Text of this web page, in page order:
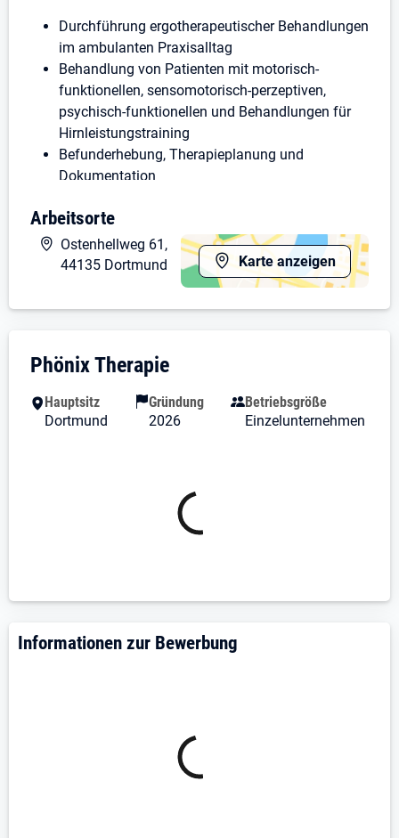
Durchführung ergotherapeutischer Behandlungen
im ambulanten Praxisalltag
Behandlung von Patienten mit motorisch-
funktionellen, sensomotorisch-perzeptiven,
psychisch-funktionellen und Behandlungen für
Hirnleistungstraining
Befunderhebung, Therapieplanung und
Dokumentation
Beratung von Patienten und Angehörigen
Zusammenarbeit mit Ärzten, Angehörigen und
weiteren therapeutischen Berufsgruppen
Unterstützung beim Aufbau und der
abgeschlossene Ausbildung als staatlich
anerkannte/r Ergotherapeut/in oder ein
entsprechendes Studium
Verantwortungsbewusstsein und Teamfähigkeit
Interesse an ambulanter ergotherapeutischer
zwingende Voraussetzung
flexible Arbeitszeiten nach Absprache
ein modernes Praxisumfeld in zentraler Lage
Arbeitsorte
Karte anzeigen
Ostenhellweg 61,
44135 Dortmund
Unternehmensdarstellung: Phönix Therapie
Phönix Therapie
Hauptsitz
Dortmund
Gründung
2026
Betriebsgröße
Einzelunternehmen
Informationen zur Bewerbung